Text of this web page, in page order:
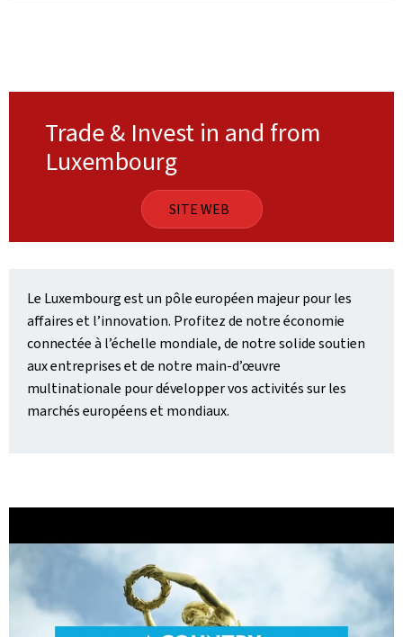
Trade & Invest in and from
Luxembourg
SITE WEB
Le Luxembourg est un pôle européen majeur pour les
affaires et l’innovation. Profitez de notre économie
connectée à l’échelle mondiale, de notre solide soutien
aux entreprises et de notre main-d’œuvre
multinationale pour développer vos activités sur les
marchés européens et mondiaux.